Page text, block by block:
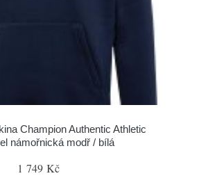
Champion Authentic Athletic
námořnická modř / bílá
1 749 Kč